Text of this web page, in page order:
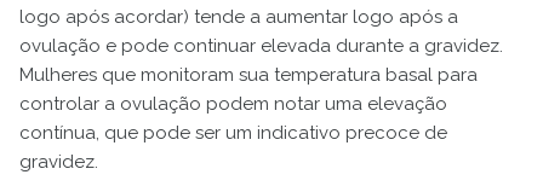
logo após acordar) tende a aumentar logo após a
ovulação e pode continuar elevada durante a gravidez.
Mulheres que monitoram sua temperatura basal para
controlar a ovulação podem notar uma elevação
contínua, que pode ser um indicativo precoce de
gravidez.